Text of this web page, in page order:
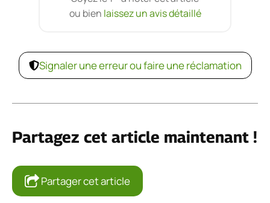
ou bien laissez un avis détaillé
Signaler une erreur ou faire une réclamation
Partagez cet article maintenant !
Partager cet article